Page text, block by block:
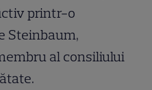
printr-o
Steinbaum,
al consiliului